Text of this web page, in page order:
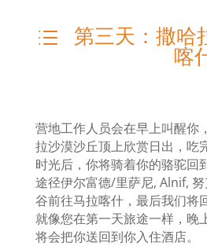
d
第三天：撒哈
喀
营地工作人员会在早上叫醒你
拉沙漠沙丘顶上欣赏日出，吃
时光后，你将骑着你的骆驼回
途径伊尔富德/里萨尼, Alnif,
谷前往马拉喀什，最后我们将
就像您在第一天旅途一样，晚
将会把你送回到你入住酒店。